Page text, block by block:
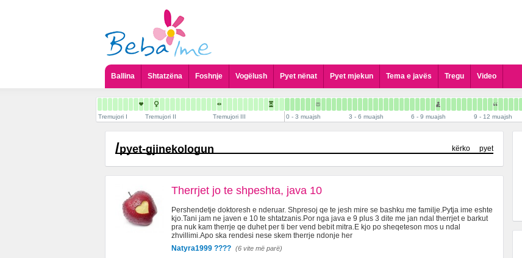
Ballina Shtatzëna Foshnje Vogëlush Pyet nënat Pyet mjekun
Pyet Gjinekologun
Pyet Pediatrin
Pyet Alergologen
Pyet Andrologun
Tema e javës Tregu Video
Tremujori I Tremujori II Tremujori III 0 - 3 muajsh 3 - 6 muajsh 6 - 9 muajsh 9 - 12 muajsh
/pyet-gjinekologun kërko pyet
Therrjet jo te shpeshta, java 10
Pershendetje doktoresh e nderuar. Shpresoj qe te jesh mire se bashku me familje.Pytja ime eshte
kjo.Tani jam ne javen e 10 te shtatzanis.Por nga java e 9 plus 3 dite me jan ndal therrjet e barkut
pra nuk kam therrje qe duhet per ti ber vend bebit mitra.E kjo po sheqeteson mos u ndal
zhvillimi.Apo ska rendesi nese skem therrje ndonje her
Natyra1999 ???? (6 vite më parë)